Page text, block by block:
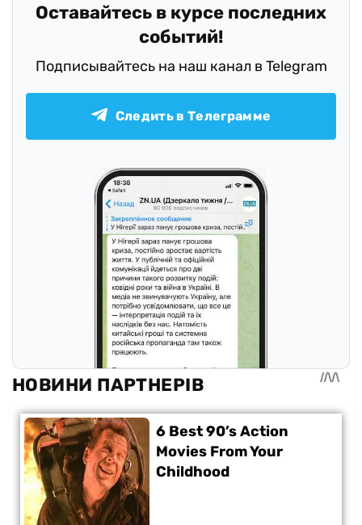
Оставайтесь в курсе последних
событий!
Подписывайтесь на наш канал в Telegram
Следить в Телеграмме